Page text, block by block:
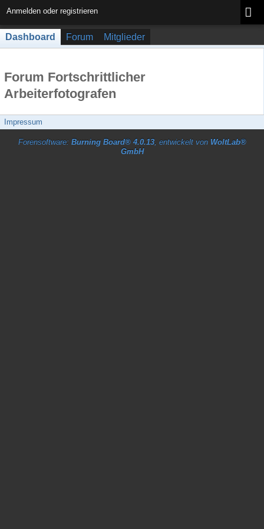
Anmelden oder registrieren
Dashboard Forum Mitglieder
Forum Fortschrittlicher
Arbeiterfotografen
Impressum
Forensoftware: Burning Board® 4.0.13, entwickelt von WoltLab®
GmbH